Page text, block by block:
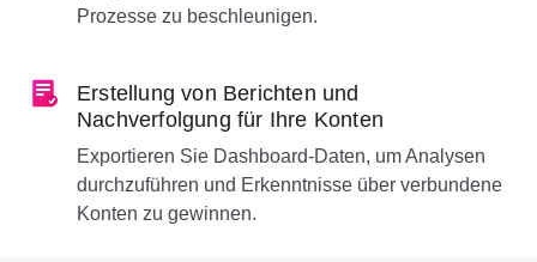
Prozesse zu beschleunigen.
Erstellung von Berichten und
Nachverfolgung für Ihre Konten
Exportieren Sie Dashboard-Daten, um Analysen
durchzuführen und Erkenntnisse über verbundene
Konten zu gewinnen.